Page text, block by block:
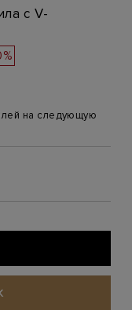
с V-
на следующую